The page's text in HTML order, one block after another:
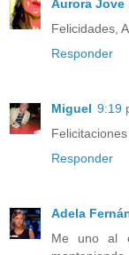
Aurora Jove
Felicidades,
Responder
Miguel 9:19
Responder
Adela
Me uno al